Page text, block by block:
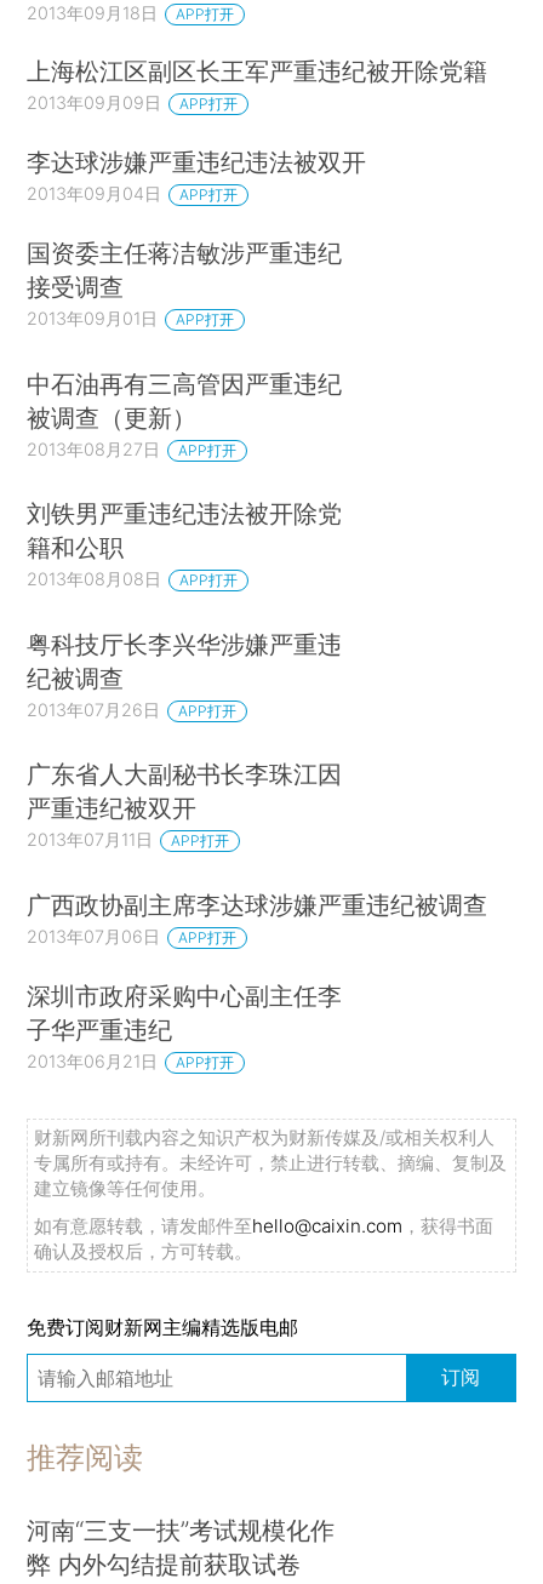
2013年09月18日 APP打开
上海松江区副区长王军严重违纪被开除党籍
2013年09月09日 APP打开
李达球涉嫌严重违纪违法被双开
2013年09月04日 APP打开
国资委主任蒋洁敏涉严重违纪
接受调查
2013年09月01日 APP打开
中石油再有三高管因严重违纪
被调查（更新）
2013年08月27日 APP打开
刘铁男严重违纪违法被开除党
籍和公职
2013年08月08日 APP打开
粤科技厅长李兴华涉嫌严重违
纪被调查
2013年07月26日 APP打开
广东省人大副秘书长李珠江因
严重违纪被双开
2013年07月11日 APP打开
广西政协副主席李达球涉嫌严重违纪被调查
2013年07月06日 APP打开
深圳市政府采购中心副主任李
子华严重违纪
2013年06月21日 APP打开
财新网所刊载内容之知识产权为财新传媒及/或相关权利人
专属所有或持有。未经许可，禁止进行转载、摘编、复制及
建立镜像等任何使用。
如有意愿转载，请发邮件至hello@caixin.com ，获得书面
确认及授权后，方可转载。
免费订阅财新网主编精选版电邮
订阅
推荐阅读
河南“三支一扶”考试规模化作
弊 内外勾结提前获取试卷